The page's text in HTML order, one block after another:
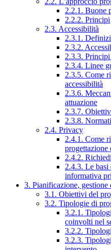
2.2.1. Buone
2.2.2. Principi
2.3. Accessibilità
2.3.1.
2.3.2.
2.3.3. Principi
2.3.4. Linee
2.3.5. Come
accessibilità
2.3.6.
attuazione
2.3.7.
2.3.8.
2.4. Privacy
2.4.1. Come
2.4.2.
2.4.3. Le basi
informativa
3. Pianificazione, gestione
3.1. Obiettivi del
3.2. Tipologie di
3.2.1.
coinvolti nel
3.2.2.
3.2.3.